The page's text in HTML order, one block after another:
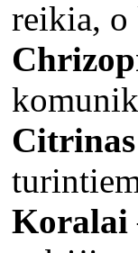
reikia, o
Koralai